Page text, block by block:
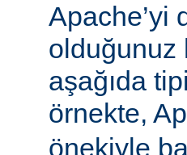
Apache’yi
olduğunuz
aşağıda
örnekte,
önekiyle